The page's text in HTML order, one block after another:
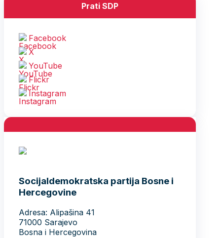
Prati SDP
Facebook
X
YouTube
Flickr
Instagram
Socijaldemokratska partija Bosne i
Hercegovine
Adresa: Alipašina 41
71000 Sarajevo
Bosna i Hercegovina